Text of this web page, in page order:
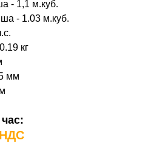
- 1,1 м.куб.
- 1.03 м.куб.
кг
мм
НДС